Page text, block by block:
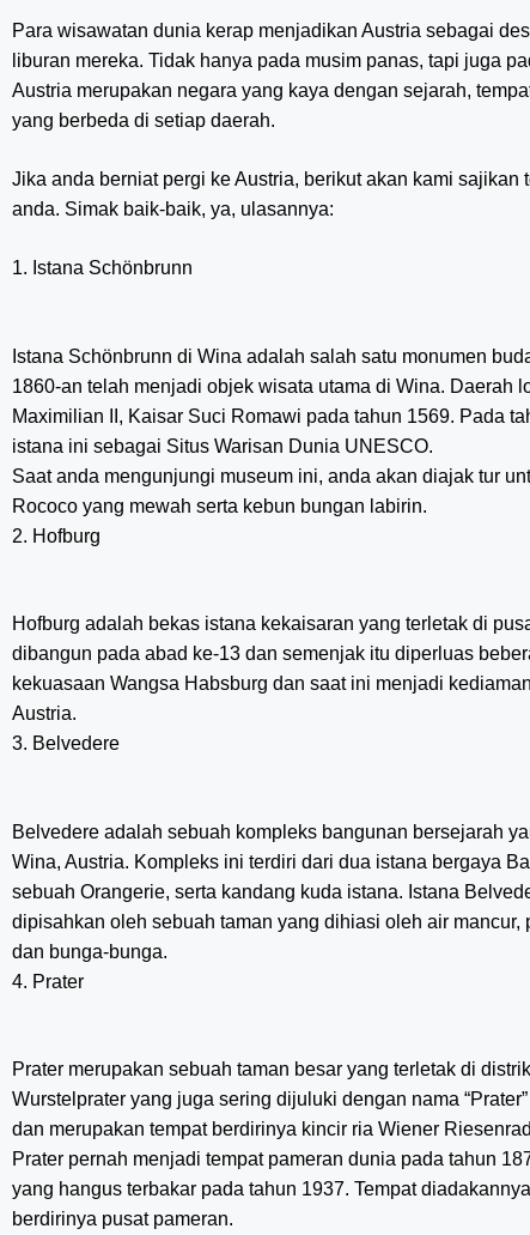
Para wisawatan dunia kerap menjadikan Austria sebagai
liburan mereka. Tidak hanya pada musim panas, tapi juga
Austria merupakan negara yang kaya dengan sejarah,
yang berbeda di setiap daerah.
Jika anda berniat pergi ke Austria, berikut akan kami sajikan
anda. Simak baik-baik, ya, ulasannya:
1. Istana Schönbrunn
Istana Schönbrunn di Wina adalah salah satu monumen
1860-an telah menjadi objek wisata utama di Wina. Daerah
Maximilian II, Kaisar Suci Romawi pada tahun 1569. Pada
istana ini sebagai Situs Warisan Dunia UNESCO.
Saat anda mengunjungi museum ini, anda akan diajak tur
Rococo yang mewah serta kebun bungan labirin.
2. Hofburg
Hofburg adalah bekas istana kekaisaran yang terletak di
dibangun pada abad ke-13 dan semenjak itu diperluas
kekuasaan Wangsa Habsburg dan saat ini menjadi
Austria.
3. Belvedere
Belvedere adalah sebuah kompleks bangunan bersejarah
Wina, Austria. Kompleks ini terdiri dari dua istana bergaya
sebuah Orangerie, serta kandang kuda istana. Istana
dipisahkan oleh sebuah taman yang dihiasi oleh air mancur,
dan bunga-bunga.
4. Prater
Prater merupakan sebuah taman besar yang terletak di
Wurstelprater yang juga sering dijuluki dengan nama
dan merupakan tempat berdirinya kincir ria Wiener
Prater pernah menjadi tempat pameran dunia pada tahun
yang hangus terbakar pada tahun 1937. Tempat
berdirinya pusat pameran.